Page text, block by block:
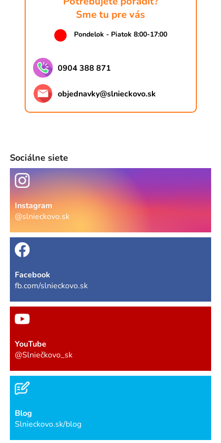
Sme tu pre vás
Pondelok - Piatok 8:00-17:00
0904 388 871
objednavky@slnieckovo.sk
Sociálne siete
Instagram
@slnieckovo.sk
Facebook
fb.com/slnieckovo.sk
YouTube
@Slniečkovo_sk
Blog
Slnieckovo.sk/blog